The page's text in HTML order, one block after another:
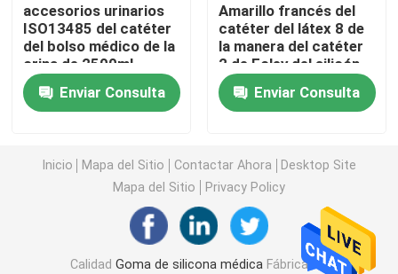
Tapón de la goma butílica
Piezas prellenadas de la jeringuilla
Tubo médico del silicón
Tubo de drenaje
accesorios urinarios
ISO13485 del catéter
del bolso médico de la
orina de 2500ml
3000ml
Enviar Consulta
Amarillo francés del
catéter del látex 8 de
la manera del catéter
2 de Foley del silicón
Fr08
Enviar Consulta
Inicio Mapa del Sitio Contactar Ahora
Desktop Site
Mapa del Sitio
Privacy Policy
CalidadGoma de silicona médica Fábrica De